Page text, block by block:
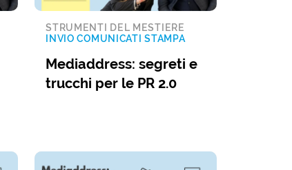
STRUMENTI DEL MESTIERE
INVIO COMUNICATI STAMPA
Mediaddress: segreti e
trucchi per le PR 2.0